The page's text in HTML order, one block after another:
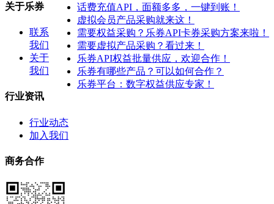
话费充值API，面额多多，一键到账！
虚拟会员产品采购就来这！
需要权益采购？乐券API卡券采购方案来啦！
需要虚拟产品采购？看过来！
乐券API权益批量供应，欢迎合作！
乐券有哪些产品？可以如何合作？
乐券平台：数字权益供应专家！
关于乐券
联系
我们
关于
我们
行业资讯
行业动态
加入我们
商务合作